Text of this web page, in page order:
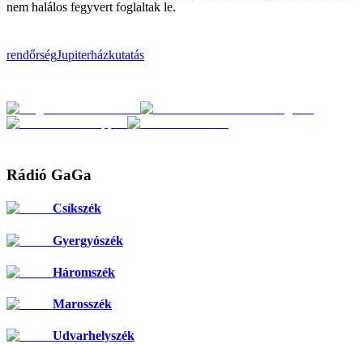
nem halálos fegyvert foglaltak le.
rendőrségJupiterházkutatás
Rádió GaGa
Csíkszék
Gyergyószék
Háromszék
Marosszék
Udvarhelyszék